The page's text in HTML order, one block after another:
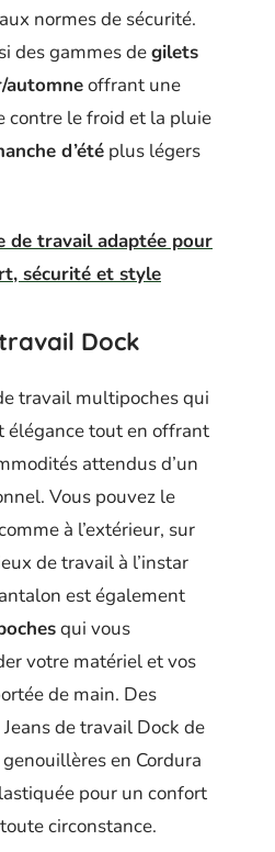
normes de sécurité.
des gammes degilets
automneoffrant une
contre le froid et la pluie
d’été plus légers
de travail adaptée pour
sécurité et style
Dock
travail multipoches qui
élégance tout en offrant
attendus d’un
Vous pouvez le
à l’extérieur, sur
de travail à l’instar
est également
qui vous
votre matériel et vos
de main. Des
de travail Dock de
en Cordura
pour un confort
circonstance.